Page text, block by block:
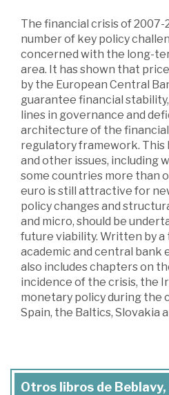
The financial crisis of 2007-
number of key policy
concerned with the long-
area. It has shown that
by the European Central
guarantee financial
lines in governance and
architecture of the
regulatory framework. This
and other issues, including
some countries more than
euro is still attractive for
policy changes and
and micro, should be
future viability. Written by a
academic and central bank
also includes chapters on
incidence of the crisis, the
monetary policy during the
Spain, the Baltics, Slovakia
Otros libros de